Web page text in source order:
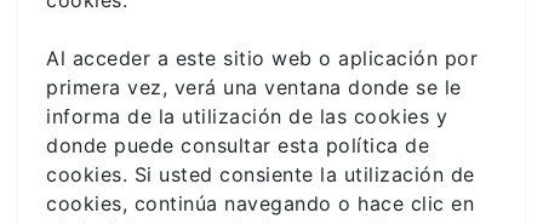
Al acceder a este sitio web o aplicación por
primera vez, verá una ventana donde se le
informa de la utilización de las cookies y
donde puede consultar esta política de
cookies. Si usted consiente la utilización de
cookies, continúa navegando o hace clic en